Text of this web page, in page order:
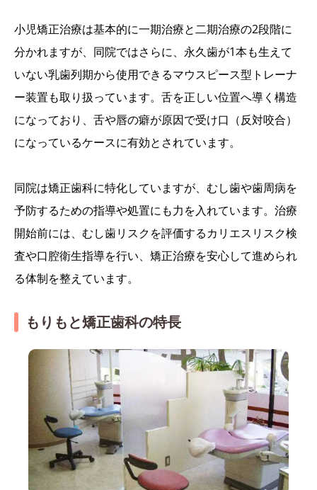
小児矯正治療は基本的に一期治療と二期治療の2段階に
分かれますが、同院ではさらに、永久歯が1本も生えて
いない乳歯列期から使用できるマウスピース型トレーナ
ー装置も取り扱っています。舌を正しい位置へ導く構造
になっており、舌や唇の癖が原因で受け口（反対咬合）
になっているケースに有効とされています。
同院は矯正歯科に特化していますが、むし歯や歯周病を
予防するための指導や処置にも力を入れています。治療
開始前には、むし歯リスクを評価するカリエスリスク検
査や口腔衛生指導を行い、矯正治療を安心して進められ
る体制を整えています。
もりもと矯正歯科の特長